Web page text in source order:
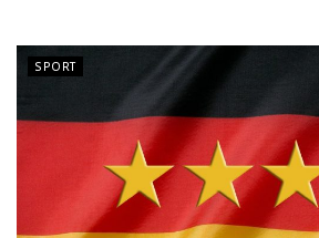
SPORT